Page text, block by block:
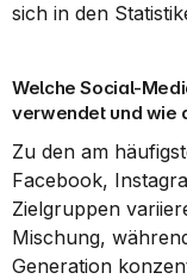
sich in den
Welche Social-
verwendet und wie
Zu den am
Facebook,
Zielgruppen
Mischung,
Generation